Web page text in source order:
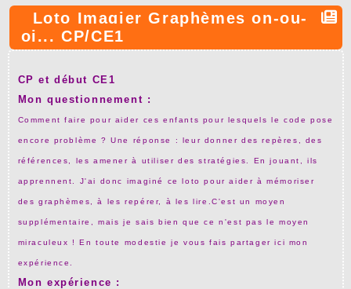
Loto Imagier Graphèmes on-ou-
oi... CP/CE1
CP et début CE1
Mon questionnement :
Comment faire pour aider ces enfants pour lesquels le code pose
encore problème ? Une réponse : leur donner des repères, des
références, les amener à utiliser des stratégies. En jouant, ils
apprennent. J'ai donc imaginé ce loto pour aider à mémoriser
des graphèmes, à les repérer, à les lire.C'est un moyen
supplémentaire, mais je sais bien que ce n'est pas le moyen
miraculeux ! En toute modestie je vous fais partager ici mon
expérience.
Mon expérience :